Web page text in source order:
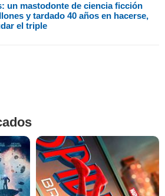
un mastodonte de ciencia ficción
y tardado 40 años en hacerse,
el triple